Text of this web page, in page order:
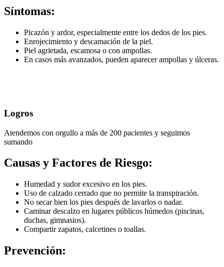
Síntomas:
Picazón y ardor, especialmente entre los dedos de los pies.
Enrojecimiento y descamación de la piel.
Piel agrietada, escamosa o con ampollas.
En casos más avanzados, pueden aparecer ampollas y úlceras.
Logros
Atendemos con orgullo a más de 200 pacientes y seguimos
sumando
Causas y Factores de Riesgo:
Humedad y sudor excesivo en los pies.
Uso de calzado cerrado que no permite la transpiración.
No secar bien los pies después de lavarlos o nadar.
Caminar descalzo en lugares públicos húmedos (piscinas,
duchas, gimnasios).
Compartir zapatos, calcetines o toallas.
Prevención: